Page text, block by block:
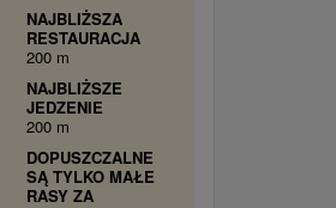
NAJBLIŻSZA
RESTAURACJA
200 m
NAJBLIŻSZE
JEDZENIE
200 m
DOPUSZCZALNE
SĄ TYLKO MAŁE
RASY ZA